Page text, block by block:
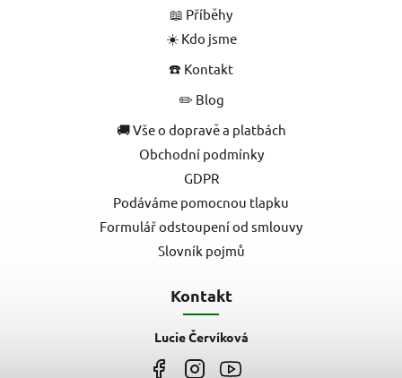
📖 Příběhy
☀️ Kdo jsme
☎️ Kontakt
✏️ Blog
🚚 Vše o dopravě a platbách
Obchodní podmínky
GDPR
Podáváme pomocnou tlapku
Formulář odstoupení od smlouvy
Slovník pojmů
Kontakt
Lucie Červíková